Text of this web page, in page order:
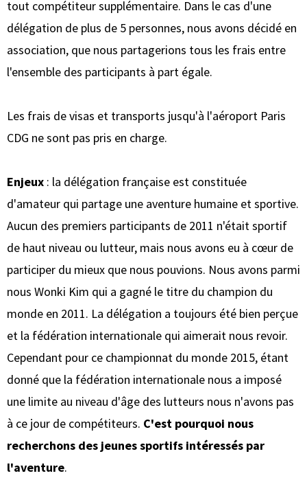
tout compétiteur supplémentaire. Dans le cas d'une
délégation de plus de 5 personnes, nous avons décidé en
association, que nous partagerions tous les frais entre
l'ensemble des participants à part égale.
Les frais de visas et transports jusqu'à l'aéroport Paris
CDG ne sont pas pris en charge.
Enjeux : la délégation française est constituée
d'amateur qui partage une aventure humaine et sportive.
Aucun des premiers participants de 2011 n'était sportif
de haut niveau ou lutteur, mais nous avons eu à cœur de
participer du mieux que nous pouvions. Nous avons parmi
nous Wonki Kim qui a gagné le titre du champion du
monde en 2011. La délégation a toujours été bien perçue
et la fédération internationale qui aimerait nous revoir.
Cependant pour ce championnat du monde 2015, étant
donné que la fédération internationale nous a imposé
une limite au niveau d'âge des lutteurs nous n'avons pas
à ce jour de compétiteurs. C'est pourquoi nous
recherchons des jeunes sportifs intéressés par
l'aventure.